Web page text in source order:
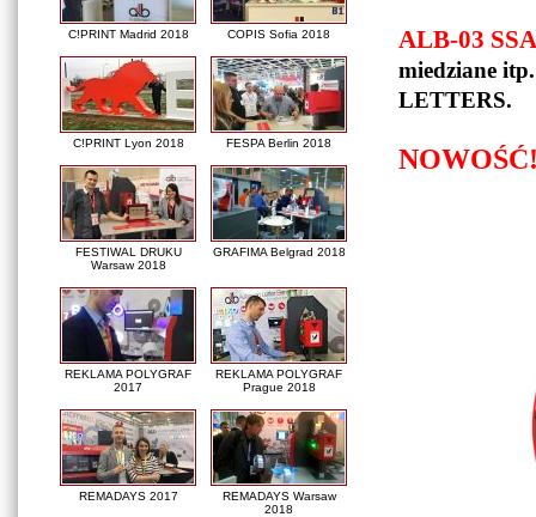
C!PRINT Madrid 2018 COPIS Sofia 2018
C!PRINT Lyon 2018 FESPA Berlin 2018
FESTIWAL DRUKU
Warsaw 2018
GRAFIMA Belgrad 2018
REKLAMA POLYGRAF
2017
REKLAMA POLYGRAF
Prague 2018
REMADAYS 2017
REMADAYS Warsaw
2018
ALB-03
miedziane
LETTERS.